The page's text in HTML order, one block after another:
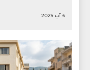
6 آب 2026